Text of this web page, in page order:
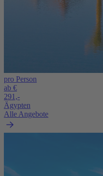
pro Person
ab €
291,-
Ägypten
Alle Angebote